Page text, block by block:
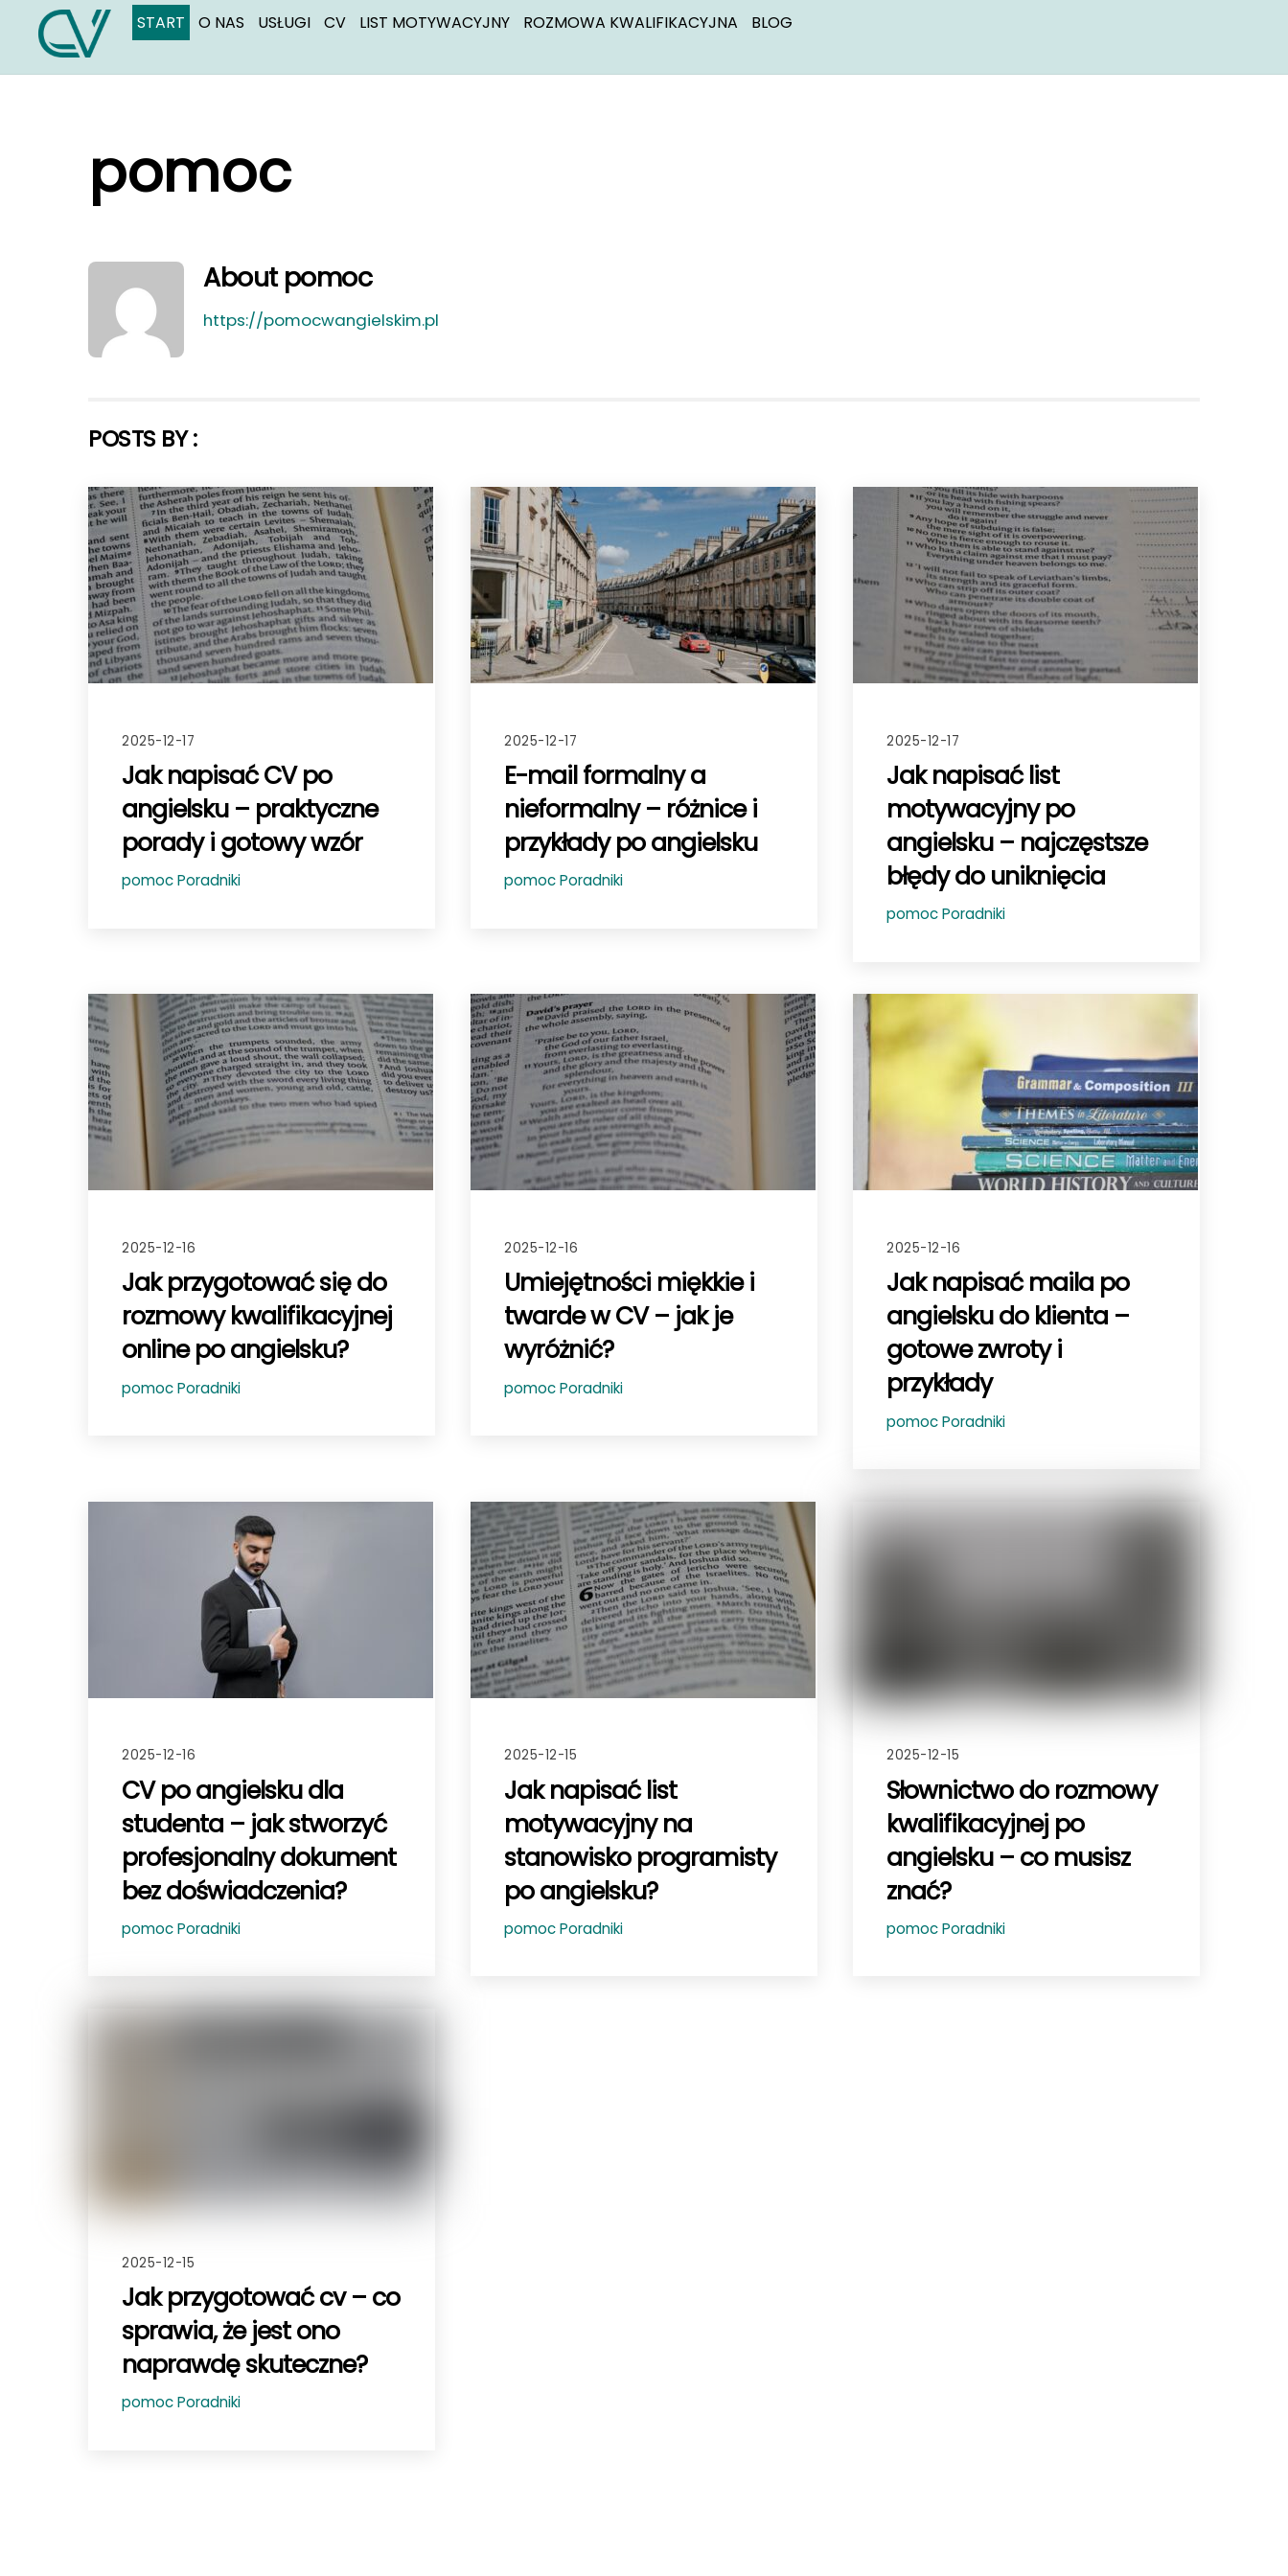
content
START O NAS USŁUGI CV LIST MOTYWACYJNY ROZMOWA KWALIFIKACYJNA BLOG
pomoc
Aboutpomoc
https://pomocwangielskim.pl
POSTS BY :
2025-12-17
Jak napisać CV po
angielsku – praktyczne
porady i gotowy wzór
pomocPoradniki
2025-12-17
E-mail formalny a
nieformalny – różnice i
przykłady po angielsku
pomocPoradniki
2025-12-17
Jak napisać list
motywacyjny po
angielsku – najczęstsze
błędy do uniknięcia
pomocPoradniki
2025-12-16
Jak przygotować się do
rozmowy kwalifikacyjnej
online po angielsku?
pomocPoradniki
2025-12-16
Umiejętności miękkie i
twarde w CV – jak je
wyróżnić?
pomocPoradniki
2025-12-16
Jak napisać maila po
angielsku do klienta –
gotowe zwroty i
przykłady
pomocPoradniki
2025-12-16
CV po angielsku dla
studenta – jak stworzyć
profesjonalny dokument
bez doświadczenia?
pomocPoradniki
2025-12-15
Jak napisać list
motywacyjny na
stanowisko programisty
po angielsku?
pomocPoradniki
2025-12-15
Słownictwo do rozmowy
kwalifikacyjnej po
angielsku – co musisz
znać?
pomocPoradniki
2025-12-15
Jak przygotować cv – co
sprawia, że jest ono
naprawdę skuteczne?
pomocPoradniki